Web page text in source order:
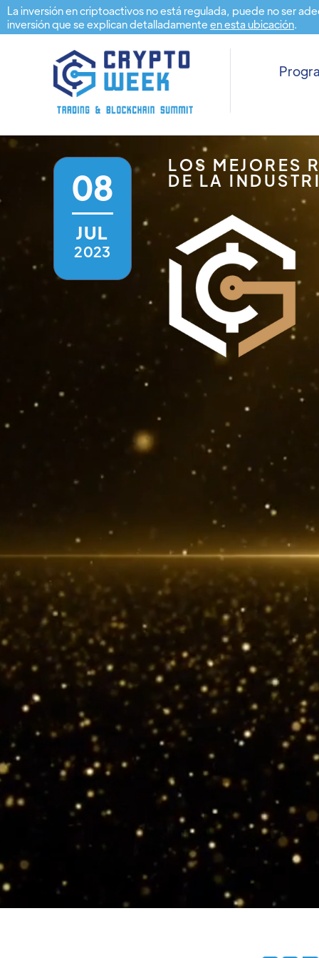
La inversión en criptoactivos no está regulada, puede no ser
inversión que se explican detalladamente en esta ubicación.
08
JUL
2023
LOS MEJORES
DE LA